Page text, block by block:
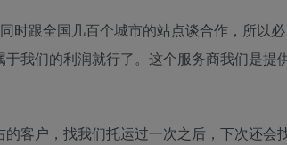
时跟全国几百个城市的站点谈合作，所以必
我们的利润就行了。这个服务商我们是提
客户，找我们托运过一次之后，下次还会